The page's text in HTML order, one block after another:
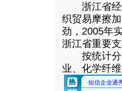
浙江省经
织贸易摩擦
劲，2005年
浙江省重要支
按统计分
业、化学纤